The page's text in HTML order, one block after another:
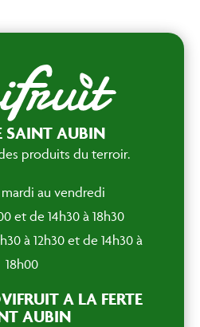
SAINT AUBIN
produits du terroir.
au vendredi
et de 14h30 à 18h30
à 12h30 et de 14h30 à
18h00
A LA FERTE
AUBIN